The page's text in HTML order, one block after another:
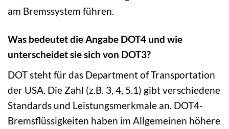
am Bremssystem führen.
Was bedeutet die Angabe DOT4 und wie
unterscheidet sie sich von DOT3?
DOT steht für das Department of Transportation
der USA. Die Zahl (z.B. 3, 4, 5.1) gibt verschiedene
Standards und Leistungsmerkmale an. DOT4-
Bremsflüssigkeiten haben im Allgemeinen höhere